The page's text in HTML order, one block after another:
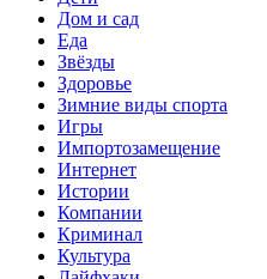
Дом и сад
Еда
Звёзды
Здоровье
Зимние виды спорта
Игры
Импортозамещение
Интернет
Истории
Компании
Криминал
Культура